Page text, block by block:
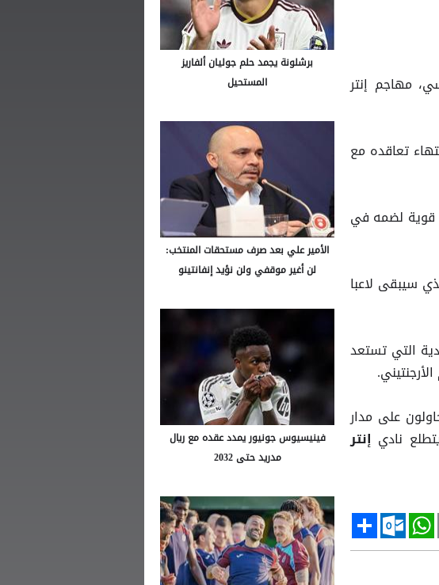
مهاجم إنتر
تعاقده مع
قوية لضمه في
سيبقى لاعبا
التي تستعد
على مدار
إنتر
WhatsApp
Outlook.com
Share
برشلونة يجمد حلم جوليان ألفاريز
المستحيل
الأمير علي بعد صرف مستحقات المنتخب:
لن أغير موقفي ولن نؤيد إنفانتينو
فينيسيوس جونيور يمدد عقده مع ريال
مدريد حتى 2032